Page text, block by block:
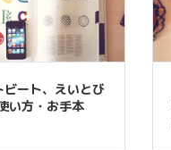
ビート、えいとび
い方・お手本